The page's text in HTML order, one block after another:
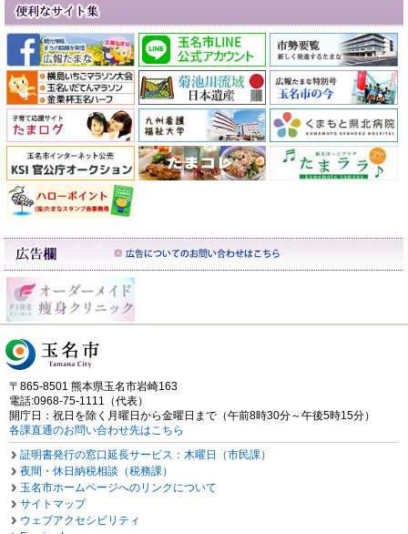
〒865-8501 熊本県玉名市岩崎163
電話:0968-75-1111（代表）
開庁日：祝日を除く月曜日から金曜日まで（午前8時30分～午後5時15分）
各課直通のお問い合わせ先はこちら
証明書発行の窓口延長サービス：木曜日（市民課）
夜間・休日納税相談（税務課）
玉名市ホームページへのリンクについて
サイトマップ
ウェブアクセシビリティ